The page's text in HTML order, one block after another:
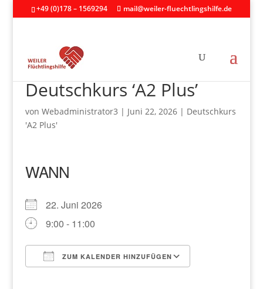
+49 (0)178 – 1569294 mail@weiler-fluechtlingshilfe.de
Deutschkurs ‘A2 Plus’
von Webadministrator3 | Juni 22, 2026| Deutschkurs
'A2 Plus'
WANN
22. Juni 2026
9:00 - 11:00
ZUM KALENDER HINZUFÜGEN